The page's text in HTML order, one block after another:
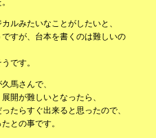
ルみたいなことがしたいと、
すが、台本を書くのは難しいの
です。
馬さんで、
開が難しいとなったら、
たらすぐ出来ると思ったので、
との事です。